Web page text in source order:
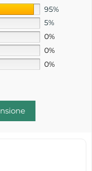
95%
5%
0%
0%
0%